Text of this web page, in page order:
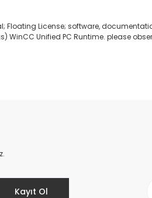
Floating License; software,
WinCC Unified PC Runtime. please
Kayıt Ol